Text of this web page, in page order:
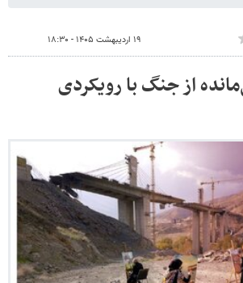
۱۹ اردیبهشت ۱۴۰۵ - ۱۸:۳۰
از جنگ با رویکردی